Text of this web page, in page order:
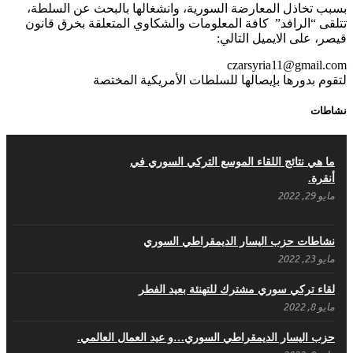
.منصورالاتاسي.( البوصلة في زمن الضياع )
ديسمبر 7, 2020
عبد الله حاج محمد
لروحك المحبة والسلام أبا مطيع لن ننساك – خالد
الحموري
ديسمبر 6, 2020
بسبب تخاذل المعارضة السورية، وانشغالها بالبحث عن السلطة،
تتلقى “الرافد” كافة المعلومات والشكاوي المتعلقة بخرق قانون
قيصر، على الايميل التالي:
czarsyria11@gmail.com
لتقوم بدورها بإيصالها للسلطات الأمريكية المختصة
نشاطات
ما هي نتائج اللقاء الموسع التركي السوري في
أنقرة.
مايو 29, 2022
نشاطات حزب اليسار الديمقراطي السوري
مايو 23, 2022
لقاء تركي سوري مشترك للتهنئة بعيد الفطر
مايو 8, 2022
حزب اليسار الديمقراطي السوري…و عيد العمال العالمي.